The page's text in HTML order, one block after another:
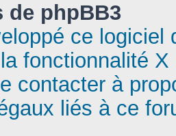
de phpBB3
ce logiciel
fonctionnalité X
contacter à
liés à ce